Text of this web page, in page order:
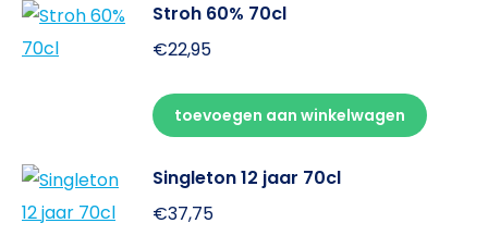
Stroh 60% 70cl
€22,95
toevoegen aan winkelwagen
Singleton 12 jaar 70cl
€37,75